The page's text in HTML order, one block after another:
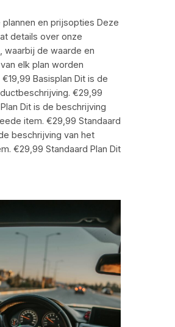
plannen en prijsopties Deze
details over onze
waarbij de waarde en
elk plan worden
Basisplan Dit is de
€29,99
Dit is de beschrijving
item. €29,99 Standaard
beschrijving van het
€29,99 Standaard Plan Dit